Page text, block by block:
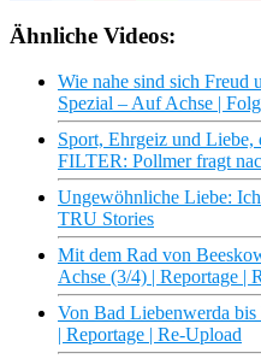
Ähnliche Videos:
Wie nahe sind sich Freud
Spezial – Auf Achse |
Sport, Ehrgeiz und
FILTER: Pollmer fragt
Ungewöhnliche Liebe:
TRU Stories
Mit dem Rad von
Achse (3/4) | Reportage |
Von Bad Liebenwerda
| Reportage | Re-Upload